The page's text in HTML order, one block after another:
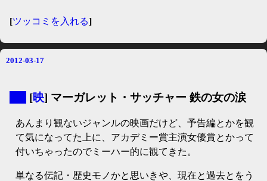
[ツッコミを入れる]
2012-03-17
[映] マーガレット・サッチャー 鉄の女の涙
あんまり観ないジャンルの映画だけど、予告編とかを観
て気になってた上に、アカデミー賞主演女優賞とかって
付いちゃったのでミーハー的に観てきた。
単なる伝記・歴史モノかと思いきや、現在と過去とをう